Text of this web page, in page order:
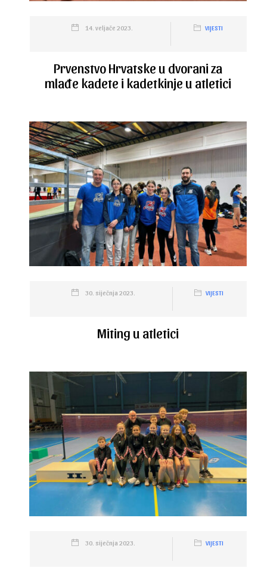
14. veljače 2023. VIJESTI
Prvenstvo Hrvatske u dvorani za
mlađe kadete i kadetkinje u atletici
30. siječnja 2023. VIJESTI
Miting u atletici
30. siječnja 2023. VIJESTI